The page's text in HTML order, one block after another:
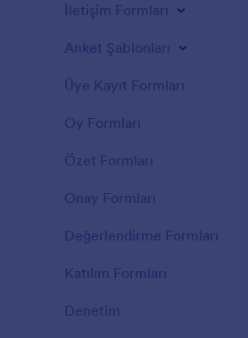
İletişim Formları
Anket Şablonları
Üye Kayıt Formları
Oy Formları
Özet Formları
Onay Formları
Değerlendirme Formları
Katılım Formları
Denetim